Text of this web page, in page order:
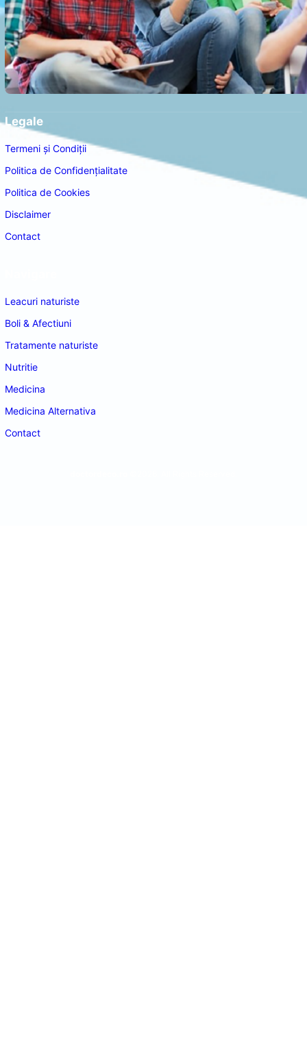
Legale
Termeni și Condiții
Politica de Confidențialitate
Politica de Cookies
Disclaimer
Contact
Leacuri naturiste
Boli & Afectiuni
Tratamente naturiste
Nutritie
Medicina
Medicina Alternativa
Contact